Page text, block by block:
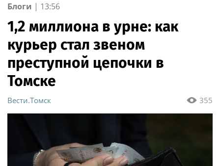
Блоги | 13:56
1,2 миллиона в урне: как
курьер стал звеном
преступной цепочки в
Томске
355
Вести.Томск